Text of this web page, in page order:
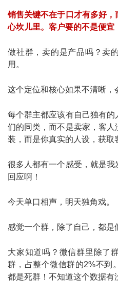
销售关键不在于口才有多好
心坎儿里。客户要的不是便宜
做社群，卖的是产品吗？卖
用。
这个定位和核心如果不清晰，
每个群主都应该有自己独有
们的同类，而不是卖家，客
装，而是你真实的人设，获取
很多人都有一个感受，就是我
回应啊！
今天单口相声，明天独角戏。
感觉一个群，除了自己，都是
大家知道吗？微信群里除了
群，占整个微信群的2%不到
都是死群！不知道这个数据有